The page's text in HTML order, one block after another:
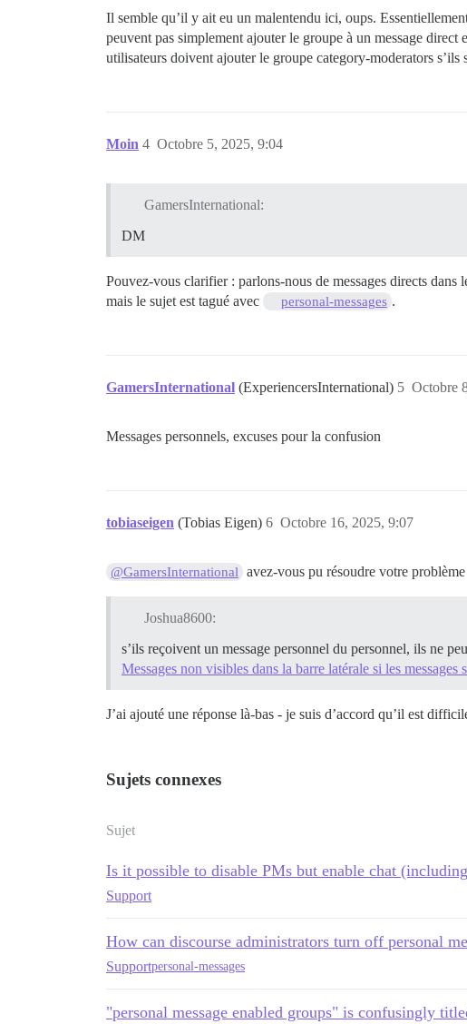
Il semble qu’il y ait eu un malentendu ici, oups.
peuvent pas simplement ajouter le groupe à un message
utilisateurs doivent ajouter le groupe category-moderators
Moin Octobre 5, 2025, 9:04
4
GamersInternational:
DM
Pouvez-vous clarifier : parlons-nous de messages directs
mais le sujet est tagué avec
personal-messages .
GamersInternational (ExperiencersInternational) Octobre
5
Messages personnels, excuses pour la confusion
tobiaseigen (Tobias Eigen) Octobre 16, 2025, 9:07
6
@GamersInternational avez-vous pu résoudre votre problème
Joshua8600:
s’ils reçoivent un message personnel du personnel, ils ne
Messages non visibles dans la barre latérale si les messages
J’ai ajouté une réponse là-bas - je suis d’accord qu’il est
Sujets connexes
Sujet
Is it possible to disable PMs but enable chat
Support
How can discourse administrators turn off personal
Supportpersonal-messages
"personal message enabled groups" is confusingly